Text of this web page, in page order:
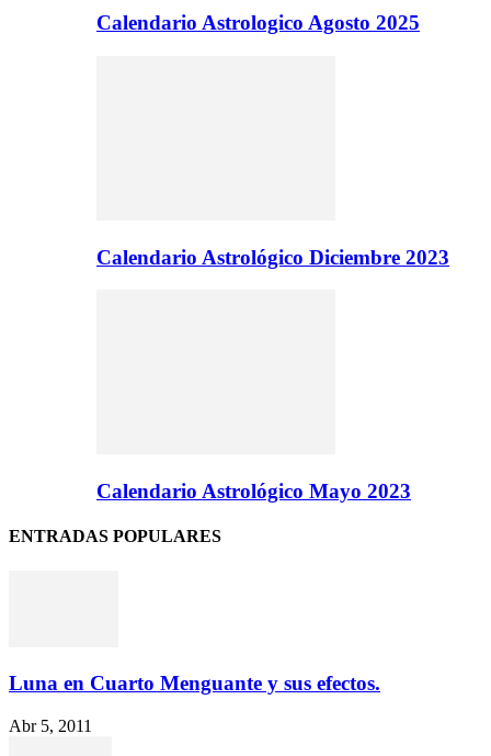
Calendario Astrologico Agosto 2025
Calendario Astrológico Diciembre 2023
Calendario Astrológico Mayo 2023
ENTRADAS POPULARES
Luna en Cuarto Menguante y sus efectos.
Abr 5, 2011